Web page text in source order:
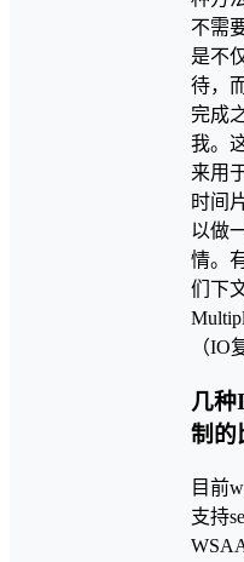
不需
是不
待，
完成
我。
来用
时间
以做
情。
们下
（IO
几
制的
目前
支持